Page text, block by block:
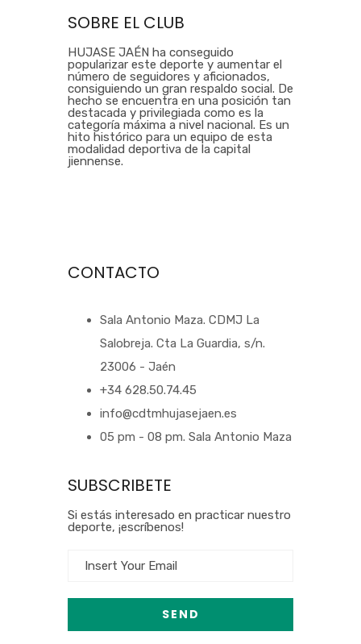
SOBRE EL CLUB
HUJASE JAÉN ha conseguido
popularizar este deporte y aumentar el
número de seguidores y aficionados,
consiguiendo un gran respaldo social. De
hecho se encuentra en una posición tan
destacada y privilegiada como es la
categoría máxima a nivel nacional. Es un
hito histórico para un equipo de esta
modalidad deportiva de la capital
jiennense.
CONTACTO
Sala Antonio Maza. CDMJ La
Salobreja. Cta La Guardia, s/n.
23006 - Jaén
+34 628.50.74.45
info@cdtmhujasejaen.es
05 pm - 08 pm. Sala Antonio Maza
SUBSCRIBETE
Si estás interesado en practicar nuestro
deporte, ¡escríbenos!